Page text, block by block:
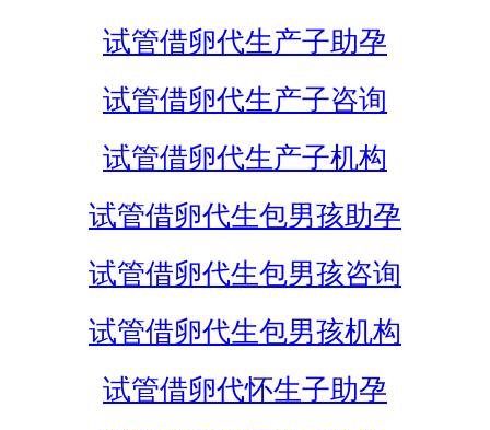
试管借卵代生产子助孕
试管借卵代生产子咨询
试管借卵代生产子机构
试管借卵代生包男孩助孕
试管借卵代生包男孩咨询
试管借卵代生包男孩机构
试管借卵代怀生子助孕